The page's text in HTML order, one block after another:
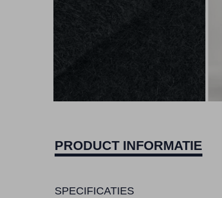
PRODUCT INFORMATIE
SPECIFICATIES